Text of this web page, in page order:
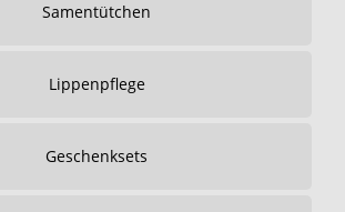
Samentütchen
Lippenpflege
Geschenksets